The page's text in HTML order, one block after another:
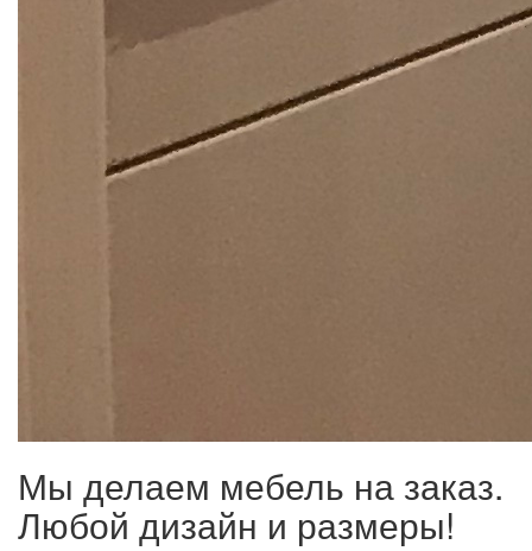
Мы делаем мебель на заказ.
Любой дизайн и размеры!